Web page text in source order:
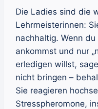
Die Ladies sind die
Lehrmeisterinnen:
nachhaltig. Wenn
ankommst und nur
erledigen willst,
nicht bringen –
Sie reagieren
Stresspheromone,